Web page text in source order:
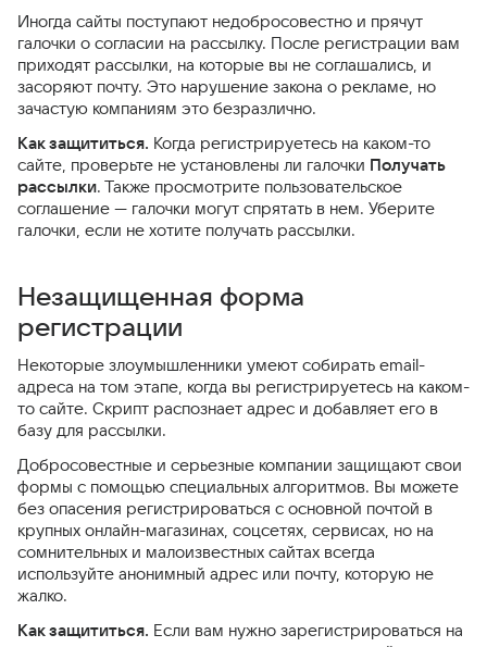
Иногда сайты поступают недобросовестно и прячут
галочки о согласии на рассылку. После регистрации вам
приходят рассылки, на которые вы не соглашались, и
засоряют почту. Это нарушение закона о рекламе, но
зачастую компаниям это безразлично.
Как защититься. Когда регистрируетесь на каком-то
сайте, проверьте не установлены ли галочки Получать
рассылки. Также просмотрите пользовательское
соглашение — галочки могут спрятать в нем. Уберите
галочки, если не хотите получать рассылки.
Незащищенная форма
регистрации
Некоторые злоумышленники умеют собирать email-
адреса на том этапе, когда вы регистрируетесь на каком-
то сайте. Скрипт распознает адрес и добавляет его в
базу для рассылки.
Добросовестные и серьезные компании защищают свои
формы с помощью специальных алгоритмов. Вы можете
без опасения регистрироваться с основной почтой в
крупных онлайн-магазинах, соцсетях, сервисах, но на
сомнительных и малоизвестных сайтах всегда
используйте анонимный адрес или почту, которую не
жалко.
Как защититься. Если вам нужно зарегистрироваться на